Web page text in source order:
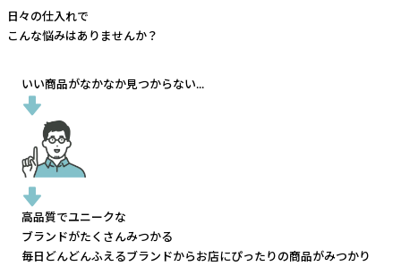
日々の仕入れで
こんな悩みはありませんか？
いい商品がなかなか見つからない...
高品質でユニークな
ブランドがたくさんみつかる
毎日どんどんふえるブランドからお店にぴったりの商品がみつかり